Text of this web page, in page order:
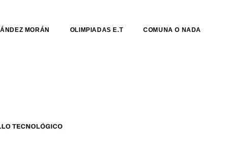
MORÁN OLIMPIADAS E.T COMUNA O NADA